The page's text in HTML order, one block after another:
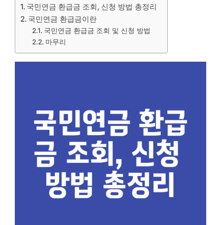
국민연금 환급금 조회, 신청 방법 총정리
국민연금 환급금이란
국민연금 환급금 조회 및 신청 방법
마무리